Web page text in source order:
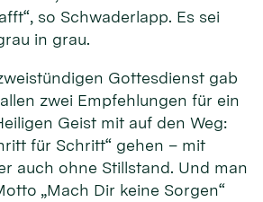
so Schwaderlapp. Es sei
in grau.
Gottesdienst gab
zwei Empfehlungen für ein
Geist mit auf den Weg:
für Schritt“ gehen – mit
auch ohne Stillstand. Und man
„Mach Dir keine Sorgen“